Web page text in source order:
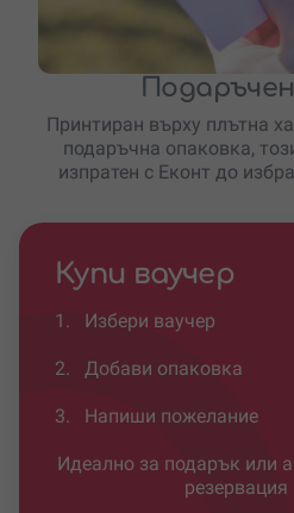
Принтиран върху плътна
подаръчна опаковка,
изпратен с Еконт до
Купи ваучер
1. Избери ваучер
2. Добави опаковка
3. Напиши пожелание
Идеално за подарък или
резервация